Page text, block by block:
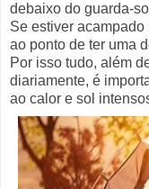
debaixo do guarda-
Se estiver
ao ponto de ter uma
Por isso tudo, além
diariamente, é
ao calor e sol